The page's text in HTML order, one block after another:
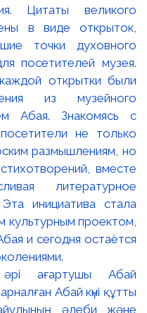
Цитаты великого
в виде открыток,
точки духовного
посетителей музея.
открытки были
из музейного
Абая. Знакомясь с
не только
размышлениям, но
вместе
литературное
инициатива стала
проектом,
и сегодня остаётся